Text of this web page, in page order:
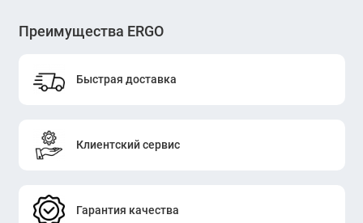
Преимущества ERGO
Быстрая доставка
Клиентский сервис
Гарантия качества